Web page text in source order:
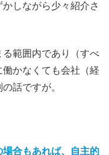
しながら少々紹介さ
範囲内であり（すべ
かなくても会社（経
話ですが。
合もあれば、自主的